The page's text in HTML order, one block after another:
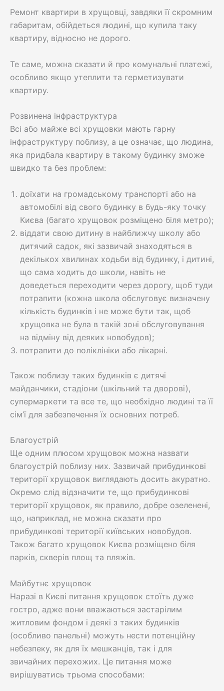
Ремонт квартири в хрущовці, завдяки її скромним
габаритам, обійдеться людині, що купила таку
квартиру, відносно не дорого.
Те саме, можна сказати й про комунальні платежі,
особливо якщо утеплити та герметизувати
квартиру.
Розвинена інфраструктура
Всі або майже всі хрущовки мають гарну
інфраструктуру поблизу, а це означає, що людина,
яка придбала квартиру в такому будинку зможе
швидко та без проблем:
доїхати на громадському транспорті або на
автомобілі від свого будинку в будь-яку точку
Києва (багато хрущовок розміщено біля метро);
віддати свою дитину в найближчу школу або
дитячий садок, які зазвичай знаходяться в
декількох хвилинах ходьби від будинку, і дитині,
що сама ходить до школи, навіть не
доведеться переходити через дорогу, щоб туди
потрапити (кожна школа обслуговує визначену
кількість будинків і не може бути так, щоб
хрущовка не була в такій зоні обслуговування
на відміну від деяких новобудов);
потрапити до поліклініки або лікарні.
Також поблизу таких будинків є дитячі
майданчики, стадіони (шкільний та дворові),
супермаркети та все те, що необхідно людині та її
сім’ї для забезпечення їх основних потреб.
Благоустрій
Ще одним плюсом хрущовок можна назвати
благоустрій поблизу них. Зазвичай прибудинкові
території хрущовок виглядають досить акуратно.
Окремо слід відзначити те, що прибудинкові
території хрущовок, як правило, добре озеленені,
що, наприклад, не можна сказати про
прибудинкові території київських новобудов.
Також багато хрущовок Києва розміщено біля
парків, скверів площ та пляжів.
Майбутнє хрущовок
Наразі в Києві питання хрущовок стоїть дуже
гостро, адже вони вважаються застарілим
житловим фондом і деякі з таких будинків
(особливо панельні) можуть нести потенційну
небезпеку, як для їх мешканців, так і для
звичайних перехожих. Це питання може
вирішуватись трьома способами: